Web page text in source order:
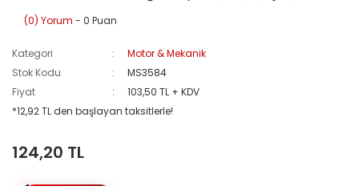
(0) Yorum - 0 Puan
Kategori
Motor & Mekanik
Stok Kodu
MS3584
Fiyat
103,50 TL + KDV
*12,92 TL den başlayan taksitlerle!
124,20 TL